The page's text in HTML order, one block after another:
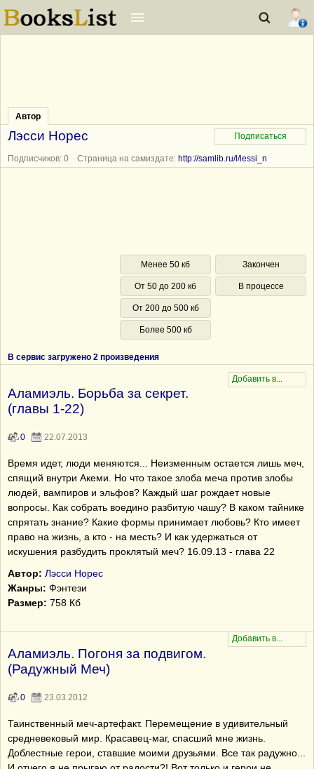
Автор
Лэсси Норес
Подписчиков: 0 Страница на самиздате: http://samlib.ru/l/lessi_n
Менее 50 кб
От 50 до 200 кб
От 200 до 500 кб
Более 500 кб
Закончен
В процессе
В сервис загружено 2 произведения
Аламиэль. Борьба за секрет.
(главы 1-22)
0 22.07.2013
Время идет, люди меняются... Неизменным остается лишь меч,
спящий внутри Акеми. Но что такое злоба меча против злобы
людей, вампиров и эльфов? Каждый шаг рождает новые
вопросы. Как собрать воедино разбитую чашу? В каком тайнике
спрятать знание? Какие формы принимает любовь? Кто имеет
право на жизнь, а кто - на месть? И как удержаться от
искушения разбудить проклятый меч? 16.09.13 - глава 22
Автор: Лэсси Норес
Жанры: Фэнтези
Размер: 758 Кб
Аламиэль. Погоня за подвигом.
(Радужный Меч)
0 23.03.2012
Таинственный меч-артефакт. Перемещение в удивительный
средневековый мир. Красавец-маг, спасший мне жизнь.
Доблестные герои, ставшие моими друзьями. Все так радужно...